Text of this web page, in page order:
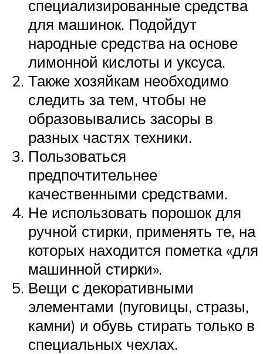
специализированные средства
для машинок. Подойдут
народные средства на основе
лимонной кислоты и уксуса.
Также хозяйкам необходимо
следить за тем, чтобы не
образовывались засоры в
разных частях техники.
Пользоваться
предпочтительнее
качественными средствами.
Не использовать порошок для
ручной стирки, применять те, на
которых находится пометка «для
машинной стирки».
Вещи с декоративными
элементами (пуговицы, стразы,
камни) и обувь стирать только в
специальных чехлах.